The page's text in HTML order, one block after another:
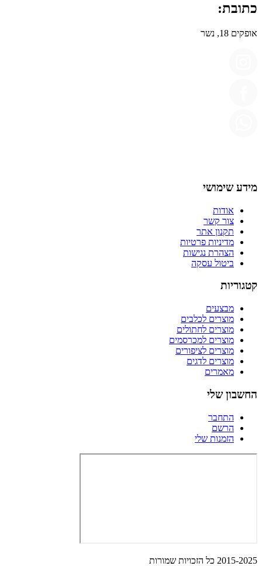
כתובת:
אופקים 18, נשר
מידע שימושי
אודות
צור קשר
תקנון אתר
מדיניות פרטיות
הצהרת נגישות
ביטול עסקה
קטגוריות
מבצעים
מוצרים לכלבים
מוצרים לחתולים
מוצרים למכרסמים
מוצרים לציפורים
מוצרים לדגים
מאמרים
החשבון שלי
התחבר
הרשם
הזמנות שלי
2015-2025 כל הזכויות שמורות